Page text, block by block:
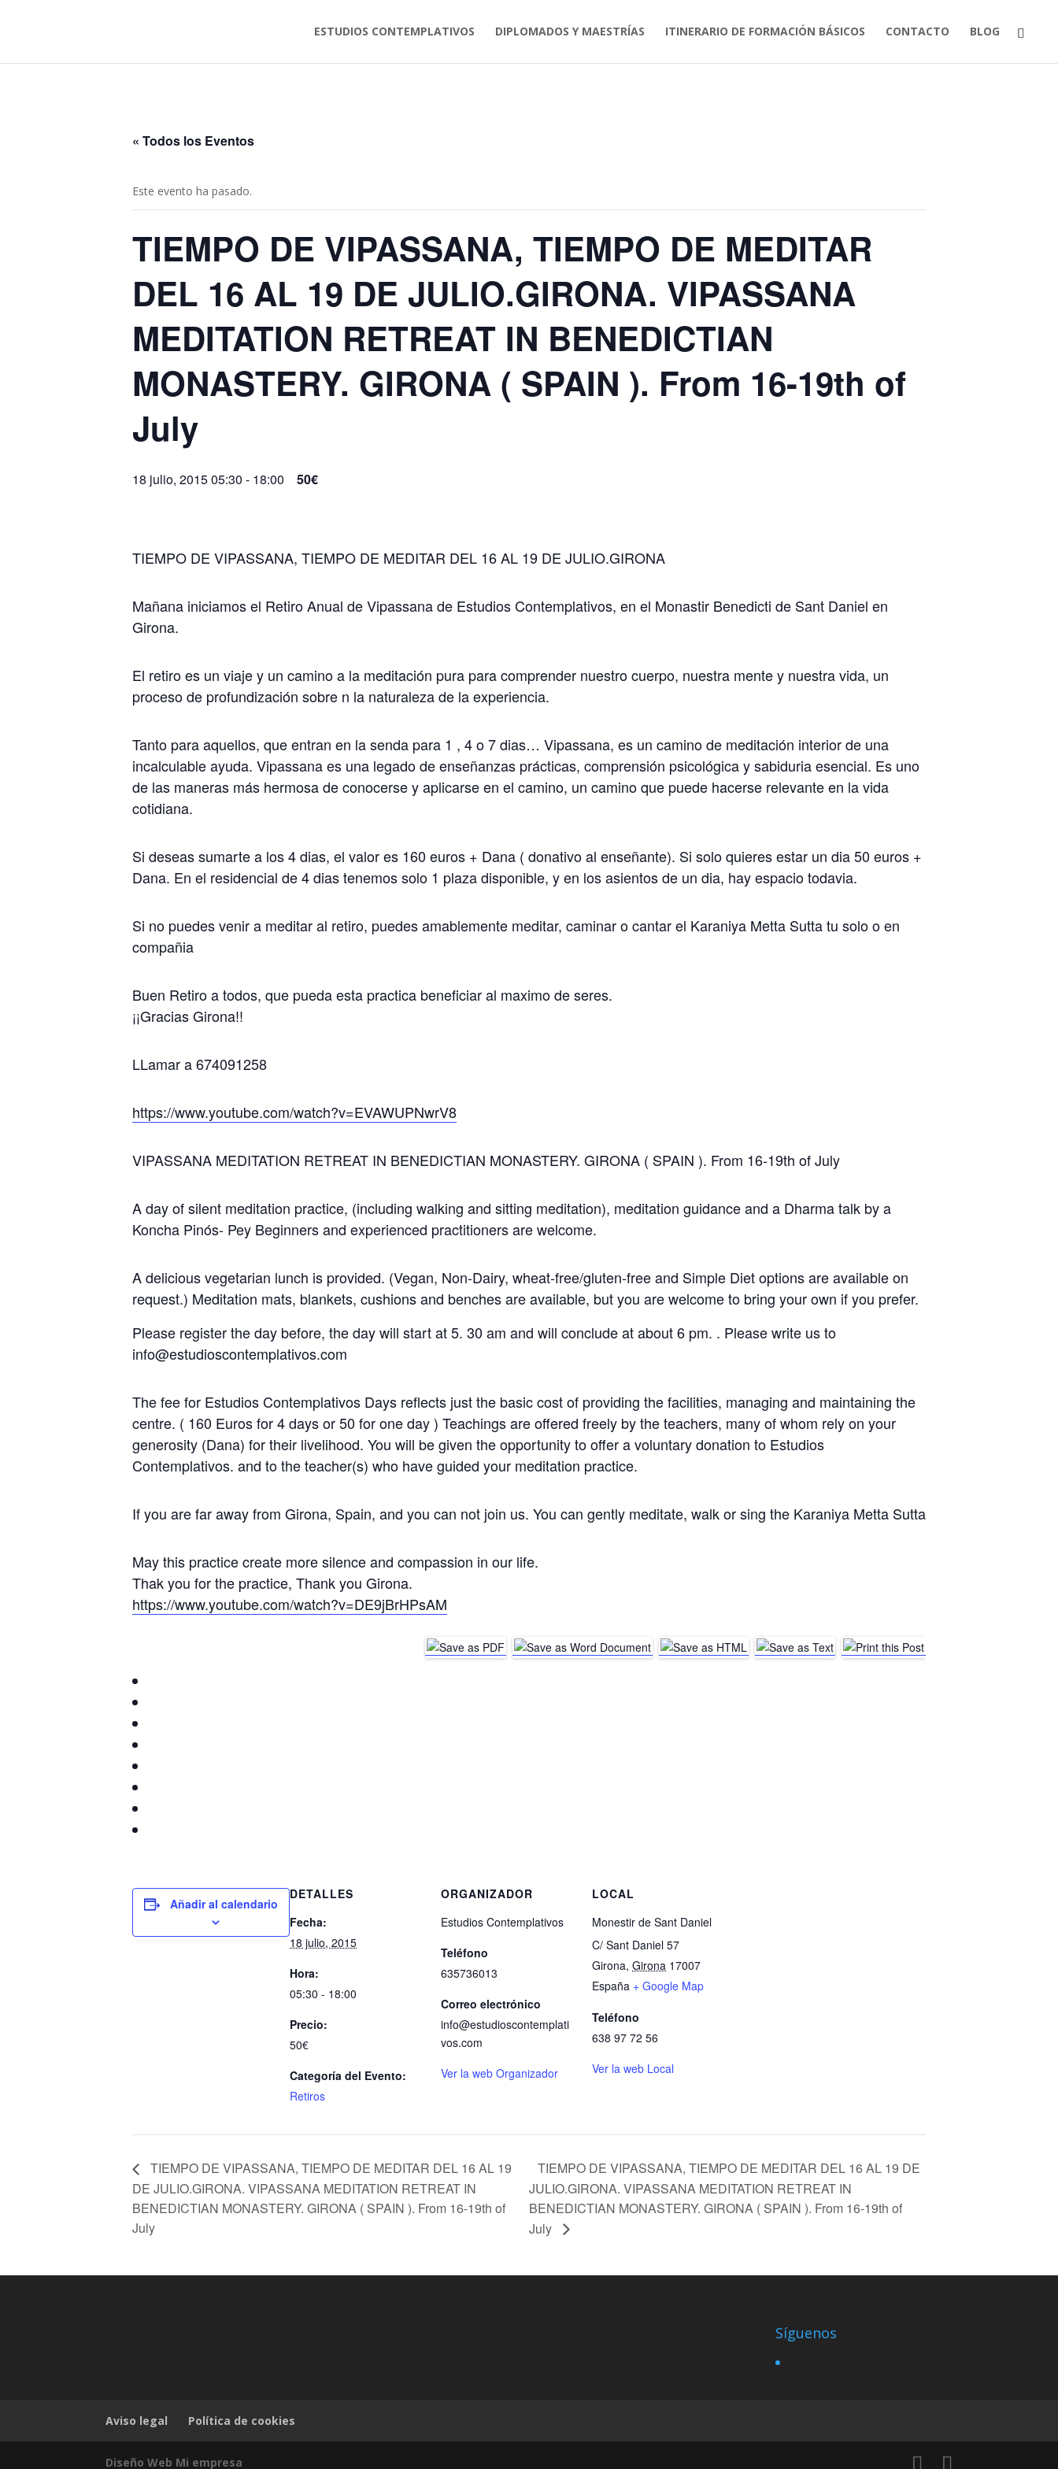
ESTUDIOS CONTEMPLATIVOS DIPLOMADOS Y MAESTRÍAS ITINERARIO DE FORMACIÓN BÁSICOS CONTACTO BLOG
« Todos los Eventos
Este evento ha pasado.
TIEMPO DE VIPASSANA, TIEMPO DE MEDITAR
DEL 16 AL 19 DE JULIO.GIRONA. VIPASSANA
MEDITATION RETREAT IN BENEDICTIAN
MONASTERY. GIRONA ( SPAIN ). From 16-19th of
July
18 julio, 2015 05:30 - 18:00 50€
TIEMPO DE VIPASSANA, TIEMPO DE MEDITAR DEL 16 AL 19 DE JULIO.GIRONA
Mañana iniciamos el Retiro Anual de Vipassana de Estudios Contemplativos, en el Monastir Benedicti de Sant Daniel en
Girona.
El retiro es un viaje y un camino a la meditación pura para comprender nuestro cuerpo, nuestra mente y nuestra vida, un
proceso de profundización sobre n la naturaleza de la experiencia.
Tanto para aquellos, que entran en la senda para 1 , 4 o 7 dias… Vipassana, es un camino de meditación interior de una
incalculable ayuda. Vipassana es una legado de enseñanzas prácticas, comprensión psicológica y sabiduria esencial. Es uno
de las maneras más hermosa de conocerse y aplicarse en el camino, un camino que puede hacerse relevante en la vida
cotidiana.
Si deseas sumarte a los 4 dias, el valor es 160 euros + Dana ( donativo al enseñante). Si solo quieres estar un dia 50 euros +
Dana. En el residencial de 4 dias tenemos solo 1 plaza disponible, y en los asientos de un dia, hay espacio todavia.
Si no puedes venir a meditar al retiro, puedes amablemente meditar, caminar o cantar el Karaniya Metta Sutta tu solo o en
compañia
Buen Retiro a todos, que pueda esta practica beneficiar al maximo de seres.
¡¡Gracias Girona!!
LLamar a 674091258
https://www.youtube.com/watch?v=EVAWUPNwrV8
VIPASSANA MEDITATION RETREAT IN BENEDICTIAN MONASTERY. GIRONA ( SPAIN ). From 16-19th of July
A day of silent meditation practice, (including walking and sitting meditation), meditation guidance and a Dharma talk by a
Koncha Pinós- Pey Beginners and experienced practitioners are welcome.
A delicious vegetarian lunch is provided. (Vegan, Non-Dairy, wheat-free/gluten-free and Simple Diet options are available on
request.) Meditation mats, blankets, cushions and benches are available, but you are welcome to bring your own if you prefer.
Please register the day before, the day will start at 5. 30 am and will conclude at about 6 pm. . Please write us to
info@estudioscontemplativos.com
The fee for Estudios Contemplativos Days reflects just the basic cost of providing the facilities, managing and maintaining the
centre. ( 160 Euros for 4 days or 50 for one day ) Teachings are offered freely by the teachers, many of whom rely on your
generosity (Dana) for their livelihood. You will be given the opportunity to offer a voluntary donation to Estudios
Contemplativos. and to the teacher(s) who have guided your meditation practice.
If you are far away from Girona, Spain, and you can not join us. You can gently meditate, walk or sing the Karaniya Metta Sutta
May this practice create more silence and compassion in our life.
Thak you for the practice, Thank you Girona.
https://www.youtube.com/watch?v=DE9jBrHPsAM
Añadir al calendario
DETALLES
Fecha:
18 julio, 2015
Hora:
05:30 - 18:00
Precio:
50€
Categoría del Evento:
Retiros
ORGANIZADOR
Estudios Contemplativos
Teléfono
635736013
Correo electrónico
info@estudioscontemplati
vos.com
Ver la web Organizador
LOCAL
Monestir de Sant Daniel
C/ Sant Daniel 57
Girona, Girona 17007
España + Google Map
Teléfono
638 97 72 56
Ver la web Local
TIEMPO DE VIPASSANA, TIEMPO DE MEDITAR DEL 16 AL 19
DE JULIO.GIRONA. VIPASSANA MEDITATION RETREAT IN
BENEDICTIAN MONASTERY. GIRONA ( SPAIN ). From 16-19th of
July
TIEMPO DE VIPASSANA, TIEMPO DE MEDITAR DEL 16 AL 19 DE
JULIO.GIRONA. VIPASSANA MEDITATION RETREAT IN
BENEDICTIAN MONASTERY. GIRONA ( SPAIN ). From 16-19th of
July
Síguenos
Aviso legal Política de cookies
Diseño Web Mi empresa